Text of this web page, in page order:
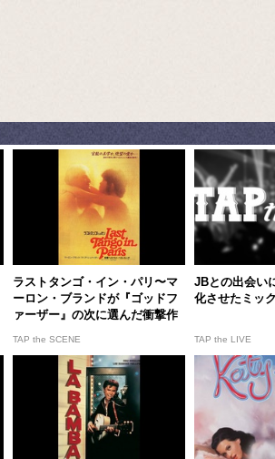
ラストタンゴ・イン・パリ〜マ
ーロン・ブランドが『ゴッドフ
ァーザー』の次に選んだ衝撃作
TAP the SCENE
JBとの出会い
化させたミッ
TAP the LIVE